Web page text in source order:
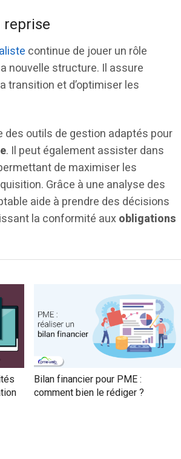
reprise
continue de jouer un rôle
nouvelle structure. Il assure
et d’optimiser les
des outils de gestion adaptés pour
. Il peut également assister dans
de maximiser les
Grâce à une analyse des
aide à prendre des décisions
la conformité auxobligations
Bilan financier pour PME :
comment bien le rédiger ?